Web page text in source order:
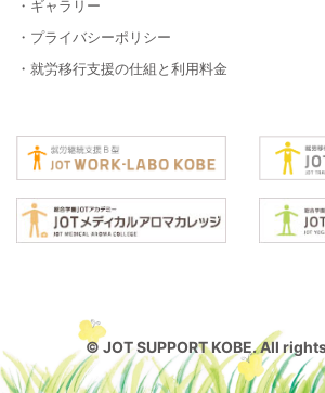
・ギャラリー
・プライバシーポリシー
・就労移行支援の仕組と利用料金
© JOT SUPPORT KOBE. All